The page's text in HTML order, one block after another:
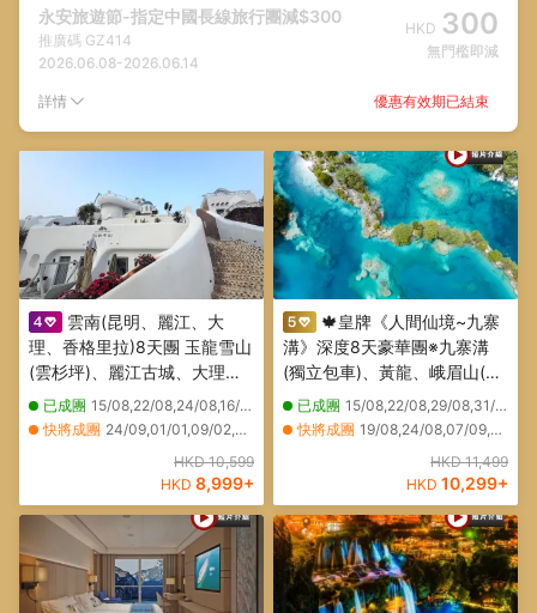
永安旅遊節-指定中國長線旅行團減$300
推廣碼 GZ414
2026.06.08-2026.06.14
HKD 300
無門檻即減
詳情 優惠有效期已結束
雲南(昆明、麗江、大
理、香格里拉)8天團 玉龍雪山
(雲杉坪)、麗江古城、大理古
城、白族人家、松贊林寺、獨
克宗古城、香巴拉藏文化博物
已成團 15/08,22/08,24/08,16/09,21/09,23/09
快將成團 24/09,01/01,09/02,05/03,12/03,06/04,08/04,09/04,13/04,15/04,16/04,20/04,22/04,23/04,07/05,11/05,13/05,14/05,18/05,20/05
02/11,05/11,09/11,16/11,20/11,23/11,26/11,28/11,06/12,16/12,24/12,25/12,27/12,05/01,08/01,19/01
HKD 10,599
HKD 8,999+
🍁皇牌《人間仙境~九寨
溝》深度8天豪華團※九寨溝
(獨立包車)、黃龍、峨眉山(獨
立包車)、樂山大佛遊船、大熊
貓繁育研究基地、漫遊成都
已成團 15/08,22/08,29/08,31/08,01/09,03/09,05/09,11/09,12/09,16/09,18/09,21/09,23/09,07/10,10/10,11/10,14/10,17/10,18/10,19/10
快將成團 19/08,24/08,07/09,09/09,13/09,14/09,22/09,25/09,05/10,08/02,09/02
26/08,02/09,04/09,06/09,15/09,17/09,19/09,20/09,18/11,21/11,25/11,28/11,26/12,28/12,30/12
HKD 11,499
HKD 10,299+